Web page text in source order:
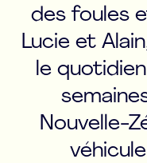
des foules
Lucie et
le
Nouvelle-